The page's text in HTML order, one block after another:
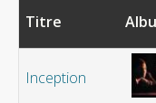
Titre
Inception